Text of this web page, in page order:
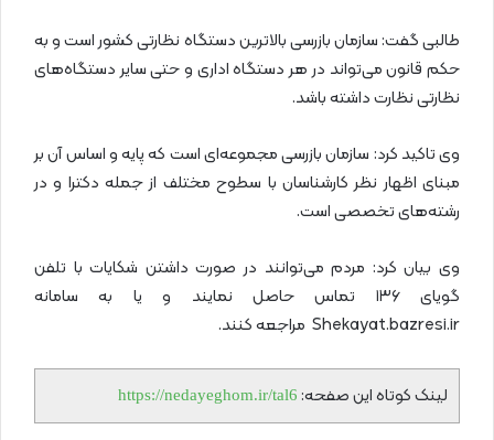
طالبی گفت: سازمان بازرسی بالاترین دستگاه نظارتی کشور است و به
حکم قانون می‌تواند در هر دستگاه اداری و حتی سایر دستگاه‌های
نظارتی نظارت داشته باشد.
وی تاکید کرد: سازمان بازرسی مجموعه‌ای است که پایه و اساس آن بر
مبنای اظهار نظر کارشناسان با سطوح مختلف از جمله دکترا و در
رشته‌های تخصصی است.
وی بیان کرد: مردم می‌توانند در صورت داشتن شکایات با تلفن
گویای ۱۳۶ تماس حاصل نمایند و یا به سامانه
Shekayat.bazresi.ir مراجعه کنند.
لینک کوتاه این صفحه: https://nedayeghom.ir/tal6